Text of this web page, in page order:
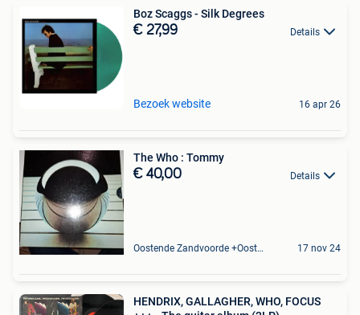
Boz Scaggs - Silk Degrees
€ 27,99 Details
Bezoek website 16 apr 26
The Who : Tommy
€ 40,00 Details
Oostende Zandvoorde +Oostende 17 nov 24
HENDRIX, GALLAGHER, WHO, FOCUS